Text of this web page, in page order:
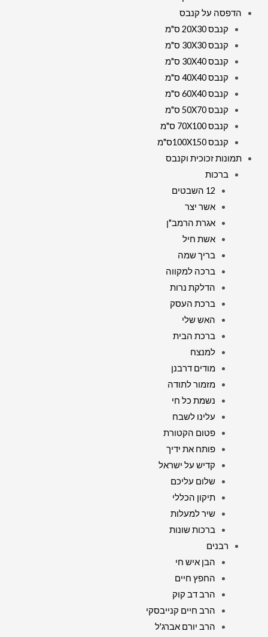
הדפסה על קנבס
קנבס 20X30 ס"מ
קנבס 30X30 ס"מ
קנבס 30X40 ס"מ
קנבס 40X40 ס"מ
קנבס 60X40 ס"מ
קנבס 50X70 ס"מ
קנבס 70X100 ס"מ
קנבס 100X150ס"מ
תמונות זכוכית וקנבס
ברכות
12 השבטים
אשר יצר
אגרת הרמב"ן
אשת חיל
בריך שמה
ברכה למקווה
הדלקת נרות
ברכת העסק
האש שלי
ברכת הבית
למנצח
מודים דרבנן
מזמור לתודה
נשמת כל חי
עלינו לשבח
פטום הקטורת
פותח את ידיך
קדיש על ישראל
שלום עליכם
תיקון הכללי
שיר למעלות
ברכות שונות
רבנים
הבן איש חי
החפץ חיים
הרב דב קוק
הרב חיים קנייבסקי
הרב יורם אברג'ל